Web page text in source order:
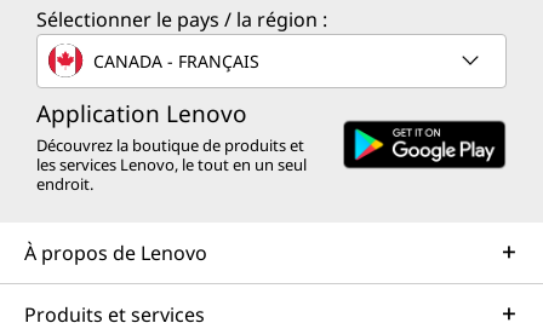
Sélectionner le pays / la région :
CANADA - FRANÇAIS
Application Lenovo
Découvrez la boutique de produits et
les services Lenovo, le tout en un seul
endroit.
À propos de Lenovo
Produits et services